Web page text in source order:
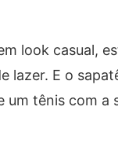
look casual,
lazer. E o
tênis com a